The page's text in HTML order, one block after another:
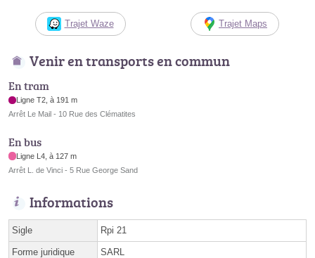
Trajet Waze Trajet Maps
Venir en transports en commun
En tram
Ligne T2, à 191 m
Arrêt Le Mail - 10 Rue des Clématites
En bus
Ligne L4, à 127 m
Arrêt L. de Vinci - 5 Rue George Sand
Informations
Sigle Rpi 21
Forme juridique SARL